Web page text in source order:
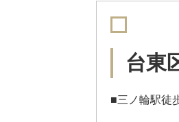
台東
■三ノ輪駅徒